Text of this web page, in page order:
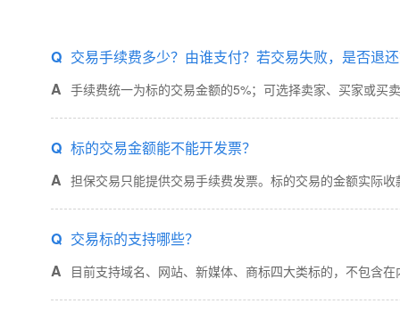
Q 交易手续费多少？由谁支付？若交易失败，是否退
A 手续费统一为标的交易金额的5%；可选择卖家、买家或买
Q 标的交易金额能不能开发票？
A 担保交易只能提供交易手续费发票。标的交易的金额实际
Q 交易标的支持哪些？
A
目前支持域名、网站、新媒体、商标四大类标的，不包含